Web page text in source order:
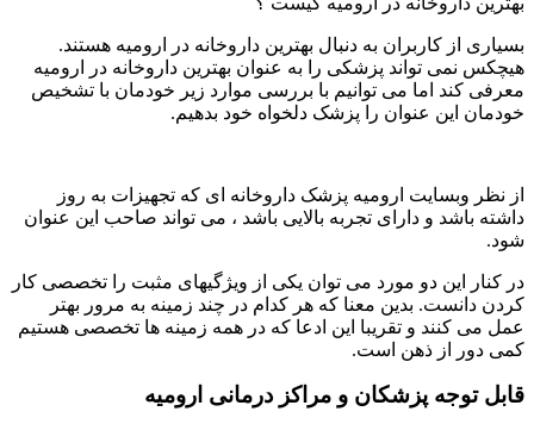
بسیاری از کاربران به دنبال بهترین داروخانه در ارومیه هستند.
هیچکس نمی تواند پزشکی را به عنوان بهترین داروخانه در ارومیه
معرفی کند اما می توانیم با بررسی موارد زیر خودمان با تشخیص
خودمان این عنوان را پزشک دلخواه خود بدهیم.
از نظر وبسایت ارومیه پزشک داروخانه ای که تجهیزات به روز
داشته باشد و دارای تجربه بالایی باشد ، می تواند صاحب این عنوان
شود.
در کنار این دو مورد می توان یکی از ویژگیهای مثبت را تخصصی کار
کردن دانست. بدین معنا که هر کدام در چند زمینه به مرور بهتر
عمل می کنند و تقریبا این ادعا که در همه زمینه ها تخصصی هستیم
کمی دور از ذهن است.
قابل توجه پزشکان و مراکز درمانی ارومیه